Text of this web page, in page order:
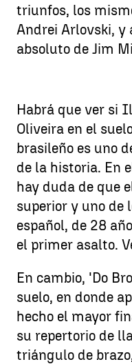
triunfos, los
Andrei Arlovski, y
absoluto de Jim
Habrá que ver si
Oliveira en el
brasileño es uno
de la historia. En
hay duda de que
superior y uno de
español, de 28
el primer asalto.
En cambio, 'Do
suelo, en donde
hecho el mayor
su repertorio de
triángulo de